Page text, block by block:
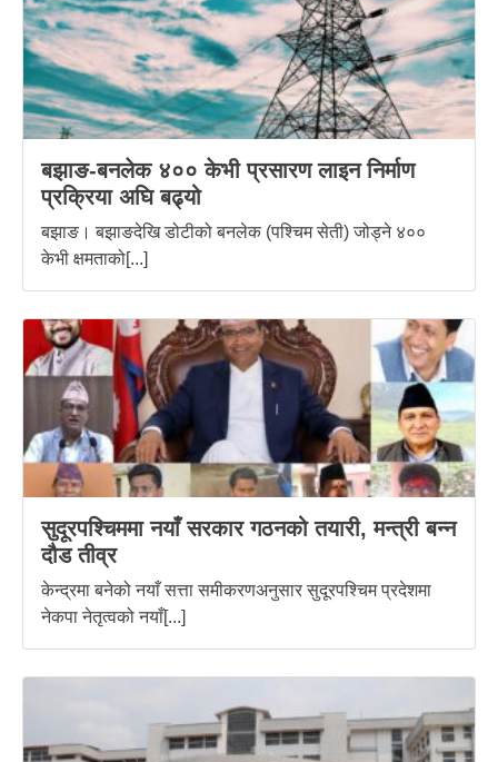
बझाङ-बनलेक ४०० केभी प्रसारण लाइन निर्माण
प्रक्रिया अघि बढ्यो
बझाङ। बझाङदेखि डोटीको बनलेक (पश्चिम सेती) जोड्ने ४००
केभी क्षमताको[...]
सुदूरपश्चिममा नयाँ सरकार गठनको तयारी, मन्त्री बन्न
दौड तीव्र
केन्द्रमा बनेको नयाँ सत्ता समीकरणअनुसार सुदूरपश्चिम प्रदेशमा
नेकपा नेतृत्वको नयाँ[...]